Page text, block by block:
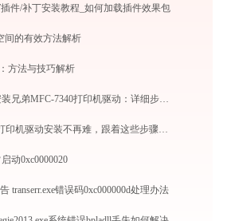
件/补丁安装教程_如何加载插件效果包
间的有效方法解析
方法与技巧解析
如何快速下载并安装兄弟MFC-7340打印机驱动：详细步骤解析
富士施乐M248db打印机驱动安装不再难，跟着这些步骤一学就会
动0xc0000020
transerr.exe错误码0xc000000d处理办法